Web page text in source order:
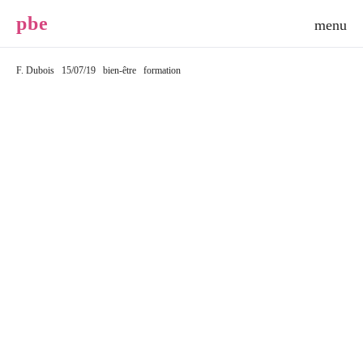
pbe
F. Dubois 15/07/19 bien-être formation